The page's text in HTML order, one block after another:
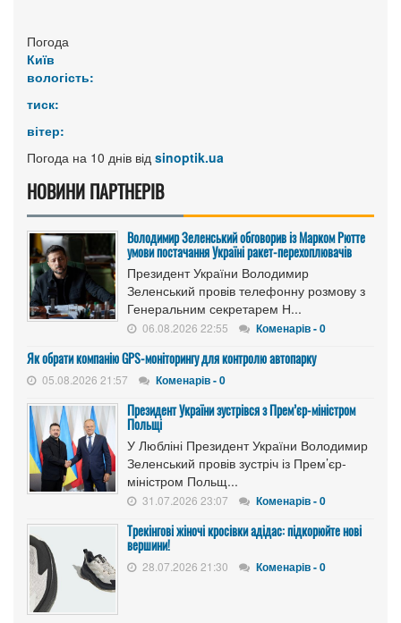
Погода
Київ
вологість:
тиск:
вітер:
Погода на 10 днів від sinoptik.ua
НОВИНИ ПАРТНЕРІВ
Володимир Зеленський обговорив із Марком Рютте
умови постачання Україні ракет-перехоплювачів
Президент України Володимир
Зеленський провів телефонну розмову з
Генеральним секретарем Н...
06.08.2026 22:55 Коменарів - 0
Як обрати компанію GPS-моніторингу для контролю автопарку
05.08.2026 21:57 Коменарів - 0
Президент України зустрівся з Прем’єр-міністром
Польщі
У Любліні Президент України Володимир
Зеленський провів зустріч із Прем’єр-
міністром Польщ...
31.07.2026 23:07 Коменарів - 0
Трекінгові жіночі кросівки адідас: підкорюйте нові
вершини!
28.07.2026 21:30 Коменарів - 0